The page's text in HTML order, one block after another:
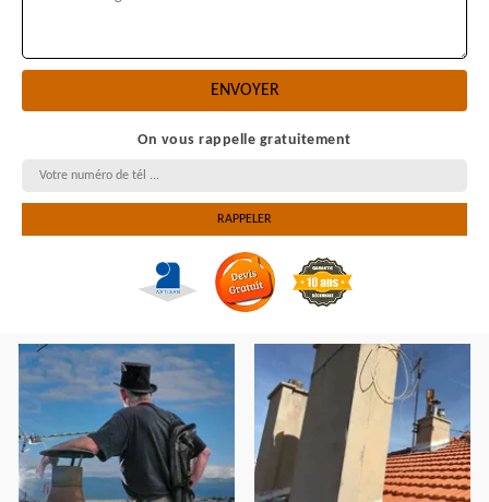
On vous rappelle gratuitement